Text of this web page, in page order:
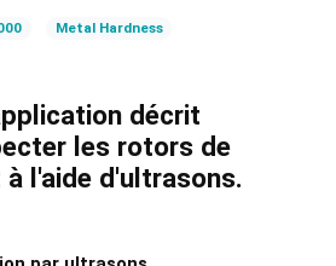
Metal Hardness
décrit
les rotors de
l'aide d'ultrasons.